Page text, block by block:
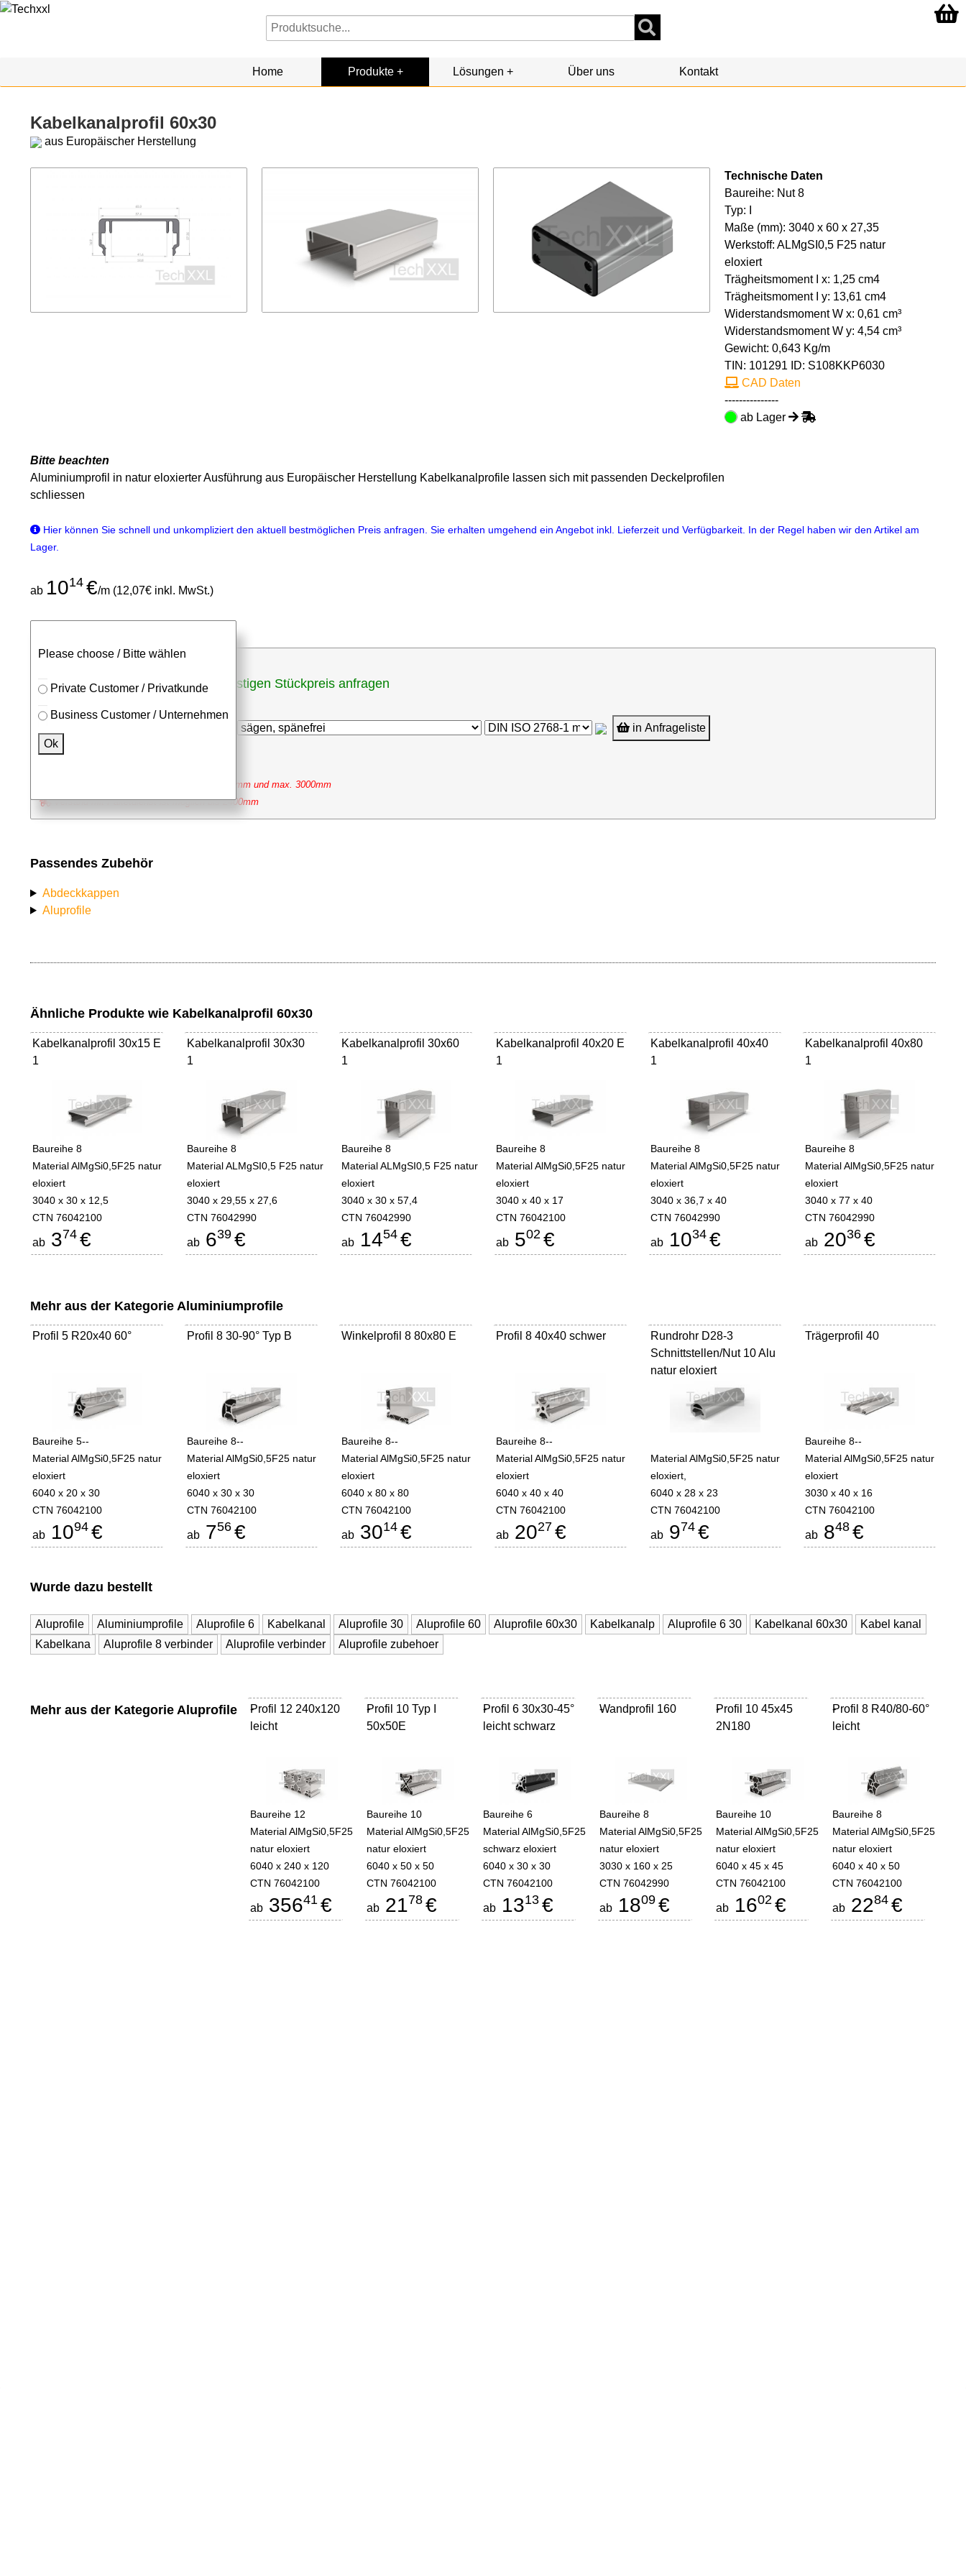
Home Produkte Lösungen Über uns Kontakt
Kabelkanalprofil 60x30
aus Europäischer Herstellung
Technische Daten
Baureihe: Nut 8
Typ: I
Maße (mm): 3040 x 60 x 27,35
Werkstoff: ALMgSI0,5 F25 natur
eloxiert
Trägheitsmoment I x: 1,25 cm4
Trägheitsmoment I y: 13,61 cm4
Widerstandsmoment W x: 0,61 cm³
Widerstandsmoment W y: 4,54 cm³
Gewicht: 0,643 Kg/m
TIN: 101291 ID: S108KKP6030
CAD Daten
---------------
ab Lager
Bitte beachten
Aluminiumprofil in natur eloxierter Ausführung aus Europäischer Herstellung Kabelkanalprofile lassen sich mit passenden Deckelprofilen
schliessen
Hier können Sie schnell und unkompliziert den aktuell bestmöglichen Preis anfragen. Sie erhalten umgehend ein Angebot inkl. Lieferzeit und Verfügbarkeit. In der Regel haben wir den Artikel am
Lager.
ab 1014 €/m (12,07€ inkl. MwSt.)
Please choose / Bitte wählen
Private Customer / Privatkunde
Business Customer / Unternehmen
Ok
bei Zuschnitten (inkl. Sägeschnitt) günstigen Stückpreis anfragen
in Anfrageliste
Der Zuschnitt ist begrenzt zwischen min. 20mm und max. 3000mm
Versand mit Paketdienst ist möglich bis 2400mm
Passendes Zubehör
Abdeckkappen
Aluprofile
Ähnliche Produkte wie Kabelkanalprofil 60x30
Kabelkanalprofil 30x15 E
1
Baureihe 8
Material AlMgSi0,5F25 natur
eloxiert
3040 x 30 x 12,5
CTN 76042100
ab 374 €
Kabelkanalprofil 30x30
1
Baureihe 8
Material ALMgSI0,5 F25 natur
eloxiert
3040 x 29,55 x 27,6
CTN 76042990
ab 639 €
Kabelkanalprofil 30x60
1
Baureihe 8
Material ALMgSI0,5 F25 natur
eloxiert
3040 x 30 x 57,4
CTN 76042990
ab 1454 €
Kabelkanalprofil 40x20 E
1
Baureihe 8
Material AlMgSi0,5F25 natur
eloxiert
3040 x 40 x 17
CTN 76042100
ab 502 €
Kabelkanalprofil 40x40
1
Baureihe 8
Material AlMgSi0,5F25 natur
eloxiert
3040 x 36,7 x 40
CTN 76042990
ab 1034 €
Kabelkanalprofil 40x80
1
Baureihe 8
Material AlMgSi0,5F25 natur
eloxiert
3040 x 77 x 40
CTN 76042990
ab 2036 €
Mehr aus der Kategorie Aluminiumprofile
Profil 5 R20x40 60°
Baureihe 5--
Material AlMgSi0,5F25 natur
eloxiert
6040 x 20 x 30
CTN 76042100
ab 1094 €
Profil 8 30-90° Typ B
Baureihe 8--
Material AlMgSi0,5F25 natur
eloxiert
6040 x 30 x 30
CTN 76042100
ab 756 €
Winkelprofil 8 80x80 E
Baureihe 8--
Material AlMgSi0,5F25 natur
eloxiert
6040 x 80 x 80
CTN 76042100
ab 3014 €
Profil 8 40x40 schwer
Baureihe 8--
Material AlMgSi0,5F25 natur
eloxiert
6040 x 40 x 40
CTN 76042100
ab 2027 €
Rundrohr D28-3
Schnittstellen/Nut 10 Alu
natur eloxiert
Material AlMgSi0,5F25 natur
eloxiert,
6040 x 28 x 23
CTN 76042100
ab 974 €
Trägerprofil 40
Baureihe 8--
Material AlMgSi0,5F25 natur
eloxiert
3030 x 40 x 16
CTN 76042100
ab 848 €
Wurde dazu bestellt
Aluprofile Aluminiumprofile Aluprofile 6 Kabelkanal Aluprofile 30 Aluprofile 60 Aluprofile 60x30 Kabelkanalp Aluprofile 6 30 Kabelkanal 60x30
Kabel kanal
Kabelkana
Aluprofile 8 verbinder Aluprofile verbinder Aluprofile zubehoer
Mehr aus der Kategorie Aluprofile
Profil 12 240x120
leicht
-
Baureihe 12
Material AlMgSi0,5F25
natur eloxiert
6040 x 240 x 120
CTN 76042100
ab 35641 €
Profil 10 Typ I
50x50E
-
Baureihe 10
Material AlMgSi0,5F25
natur eloxiert
6040 x 50 x 50
CTN 76042100
ab 2178 €
Profil 6 30x30-45°
leicht schwarz
-
Baureihe 6
Material AlMgSi0,5F25
schwarz eloxiert
6040 x 30 x 30
CTN 76042100
ab 1313 €
Wandprofil 160
-
Baureihe 8
Material AlMgSi0,5F25
natur eloxiert
3030 x 160 x 25
CTN 76042990
ab 1809 €
Profil 10 45x45
2N180
-
Baureihe 10
Material AlMgSi0,5F25
natur eloxiert
6040 x 45 x 45
CTN 76042100
ab 1602 €
Profil 8 R40/80-60°
leicht
-
Baureihe 8
Material AlMgSi0,5F25
natur eloxiert
6040 x 40 x 50
CTN 76042100
ab 2284 €